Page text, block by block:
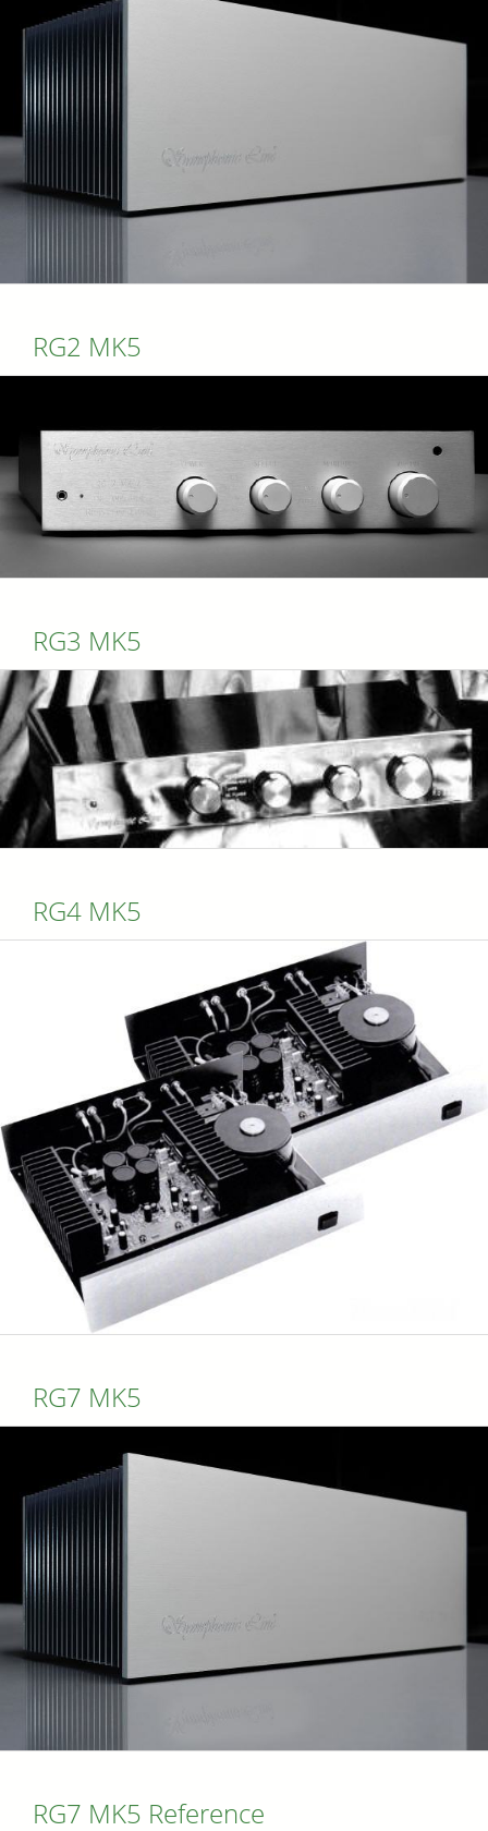
RG2 MK5
RG3 MK5
RG4 MK5
RG7 MK5
RG7 MK5 Reference